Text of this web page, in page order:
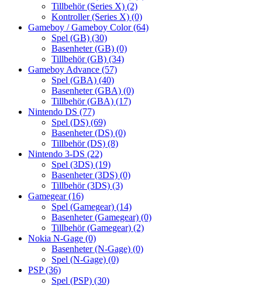
Tillbehör (Series X) (2)
Kontroller (Series X) (0)
Gameboy / Gameboy Color(64)
Spel (GB) (30)
Basenheter (GB) (0)
Tillbehör (GB) (34)
Gameboy Advance (57)
Spel (GBA) (40)
Basenheter (GBA) (0)
Tillbehör (GBA) (17)
Nintendo DS (77)
Spel (DS) (69)
Basenheter (DS) (0)
Tillbehör (DS) (8)
Nintendo 3-DS (22)
Spel (3DS) (19)
Basenheter (3DS) (0)
Tillbehör (3DS) (3)
Gamegear(16)
Spel (Gamegear) (14)
Basenheter (Gamegear) (0)
Tillbehör (Gamegear) (2)
Nokia N-Gage (0)
Basenheter (N-Gage) (0)
Spel (N-Gage) (0)
PSP(36)
Spel (PSP) (30)